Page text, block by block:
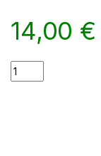
14,00 €
Custodia in